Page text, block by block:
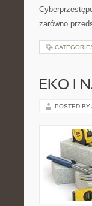
zarówno
EKO I
POSTED BY